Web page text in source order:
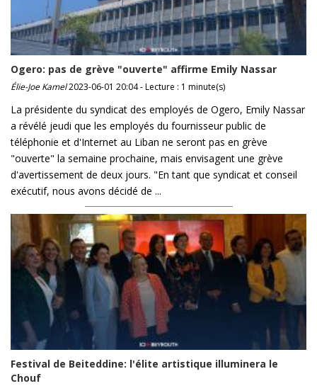
Ogero: pas de grève "ouverte" affirme Emily Nassar
Élie-Joe Kamel2023-06-01 20:04 - Lecture : 1 minute(s)
La présidente du syndicat des employés de Ogero, Emily Nassar
a révélé jeudi que les employés du fournisseur public de
téléphonie et d'Internet au Liban ne seront pas en grève
"ouverte" la semaine prochaine, mais envisagent une grève
d'avertissement de deux jours. "En tant que syndicat et conseil
exécutif, nous avons décidé de ...
Festival de Beiteddine: l'élite artistique illuminera le
Chouf